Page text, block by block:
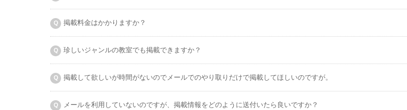
掲載料金はかかりますか？
珍しいジャンルの教室でも掲載できますか？
掲載して欲しいが時間がないのでメールでのやり取りだけで掲載してほしいのですが。
メールを利用していないのですが、掲載情報をどのように送付いたら良いですか？